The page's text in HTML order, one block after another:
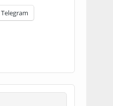
Telegram